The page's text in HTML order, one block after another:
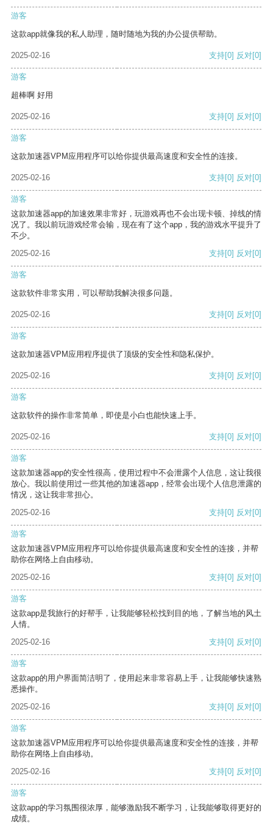
游客
这款app就像我的私人助理，随时随地为我的办公提供帮助。
2025-02-16 支持[0] 反对[0]
游客
超棒啊 好用
2025-02-16 支持[0] 反对[0]
游客
这款加速器VPM应用程序可以给你提供最高速度和安全性的连接。
2025-02-16 支持[0] 反对[0]
游客
这款加速器app的加速效果非常好，玩游戏再也不会出现卡顿、掉线的情
况了。我以前玩游戏经常会输，现在有了这个app，我的游戏水平提升了
不少。
2025-02-16
支持[0] 反对[0]
游客
这款软件非常实用，可以帮助我解决很多问题。
2025-02-16 支持[0] 反对[0]
游客
这款加速器VPM应用程序提供了顶级的安全性和隐私保护。
2025-02-16 支持[0] 反对[0]
游客
这款软件的操作非常简单，即使是小白也能快速上手。
2025-02-16 支持[0] 反对[0]
游客
这款加速器app的安全性很高，使用过程中不会泄露个人信息，这让我很
放心。我以前使用过一些其他的加速器app，经常会出现个人信息泄露的
情况，这让我非常担心。
2025-02-16
支持[0] 反对[0]
游客
这款加速器VPM应用程序可以给你提供最高速度和安全性的连接，并帮
助你在网络上自由移动。
2025-02-16
支持[0] 反对[0]
游客
这款app是我旅行的好帮手，让我能够轻松找到目的地，了解当地的风土
人情。
2025-02-16
支持[0] 反对[0]
游客
这款app的用户界面简洁明了，使用起来非常容易上手，让我能够快速熟
悉操作。
2025-02-16
支持[0] 反对[0]
游客
这款加速器VPM应用程序可以给你提供最高速度和安全性的连接，并帮
助你在网络上自由移动。
2025-02-16
支持[0] 反对[0]
游客
这款app的学习氛围很浓厚，能够激励我不断学习，让我能够取得更好的
成绩。